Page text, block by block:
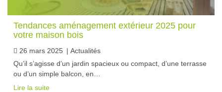
Tendances aménagement extérieur 2025 pour
votre maison bois
26 mars 2025 | Actualités
Qu’il s’agisse d’un jardin spacieux ou compact, d’une terrasse
ou d’un simple balcon, en…
Lire la suite